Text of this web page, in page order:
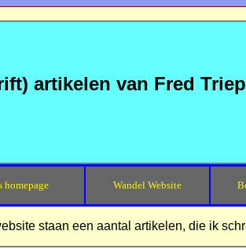
artikelen van Fred Triep
homepage Wandel Website
staan een aantal artikelen, die ik